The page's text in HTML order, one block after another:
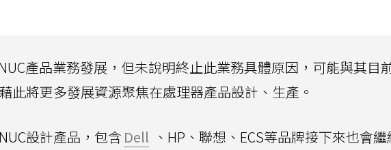
產品業務發展，但未說明終止此業務具體原因，可能與其目
此將更多發展資源聚焦在處理器產品設計、生產。
設計產品，包含 Dell 、HP、聯想、ECS等品牌接下來也會